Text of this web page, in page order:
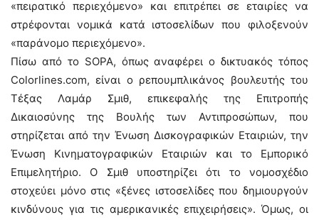
«πειρατικό περιεχόμενο» και επιτρέπει σε εταιρίες να
στρέφονται νομικά κατά ιστοσελίδων που φιλοξενούν
«παράνομο περιεχόμενο».
Πίσω από το SOPA, όπως αναφέρει ο δικτυακός τόπος
Colorlines.com, είναι ο ρεπουμπλικάνος βουλευτής του
Τέξας Λαμάρ Σμιθ, επικεφαλής της Επιτροπής
Δικαιοσύνης της Βουλής των Αντιπροσώπων, που
στηρίζεται από την Ένωση Δισκογραφικών Εταιριών, την
Ένωση Κινηματογραφικών Εταιριών και το Εμπορικό
Επιμελητήριο. Ο Σμιθ υποστηρίζει ότι το νομοσχέδιο
στοχεύει μόνο στις «ξένες ιστοσελίδες που δημιουργούν
κινδύνους για τις αμερικανικές επιχειρήσεις». Όμως, οι